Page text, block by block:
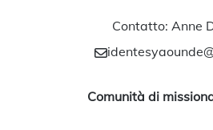
Contatto: Anne
Comunità di